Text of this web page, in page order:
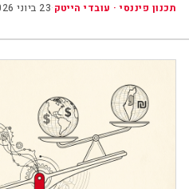
תכנון פיננסי · עובדי הייטק·23 ביוני 2026